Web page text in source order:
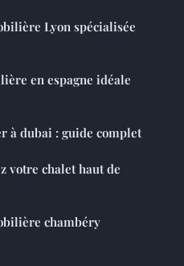
Lyon spécialisée
en espagne idéale
à dubai : guide complet
votre chalet haut de
chambéry